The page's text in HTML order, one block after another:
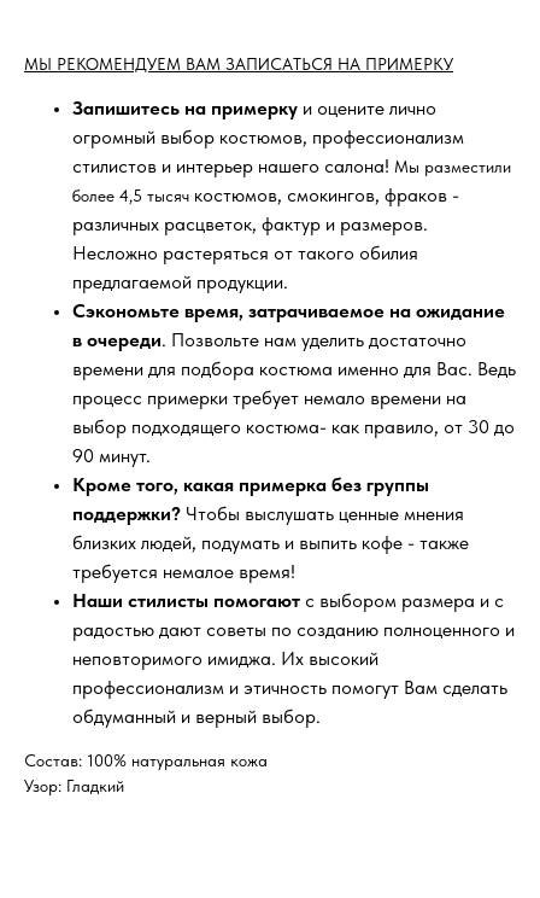
МЫ РЕКОМЕНДУЕМ ВАМ ЗАПИСАТЬСЯ НА ПРИМЕРКУ
Запишитесь на примерку и оцените лично
огромный выбор костюмов, профессионализм
стилистов и интерьер нашего салона! Мы разместили
более 4,5 тысяч костюмов, смокингов, фраков -
различных расцветок, фактур и размеров.
Несложно растеряться от такого обилия
предлагаемой продукции.
Сэкономьте время, затрачиваемое на ожидание
в очереди. Позвольте нам уделить достаточно
времени для подбора костюма именно для Вас. Ведь
процесс примерки требует немало времени на
выбор подходящего костюма- как правило, от 30 до
90 минут.
Кроме того, какая примерка без группы
поддержки? Чтобы выслушать ценные мнения
близких людей, подумать и выпить кофе - также
требуется немалое время!
Наши стилисты помогают с выбором размера и с
радостью дают советы по созданию полноценного и
неповторимого имиджа. Их высокий
профессионализм и этичность помогут Вам сделать
обдуманный и верный выбор.
Состав: 100% натуральная кожа
Узор: Гладкий